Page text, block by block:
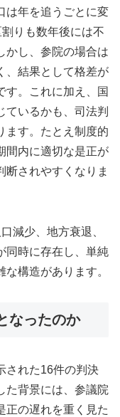
は年を追うごとに変
りも数年後には不
かし、参院の場合は
、結果として格差が
す。これに加え、国
ているかも、司法判
ます。たとえ制度的
間内に適切な是正が
断されやすくなりま
減少、地方衰退、
同時に存在し、単純
構造があります。
なったのか
された16件の判決
た背景には、参議院
正の遅れを重く見た